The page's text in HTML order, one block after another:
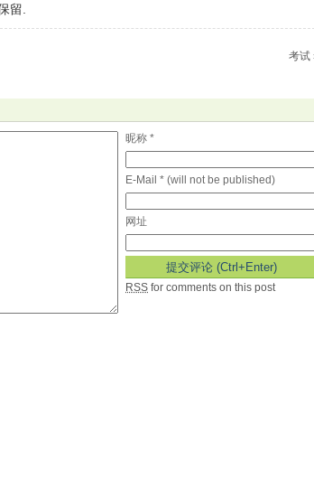
留.
考试
昵称 *
E-Mail * (will not be published)
网址
RSS for comments on this post